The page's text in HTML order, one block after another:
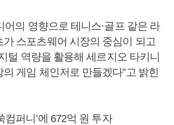
어의 영향으로 테니스·골프 같은 라
스포츠웨어 시장의 중심이 되고
털 역량을 활용해 세르지오 타키니
게임 체인저로 만들겠다”고 밝힌
퍼니’에 672억 원 투자